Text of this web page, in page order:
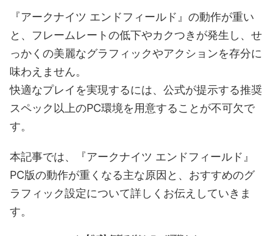
『アークナイツ エンドフィールド』の動作が重い
と、フレームレートの低下やカクつきが発生し、せ
っかくの美麗なグラフィックやアクションを存分に
味わえません。
快適なプレイを実現するには、公式が提示する推奨
スペック以上のPC環境を用意することが不可欠で
す。
本記事では、『アークナイツ エンドフィールド』
PC版の動作が重くなる主な原因と、おすすめのグ
ラフィック設定について詳しくお伝えしていきま
す。